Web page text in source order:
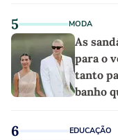
5 MODA
As
para o
tanto
banho
6 EDUCAÇÃO